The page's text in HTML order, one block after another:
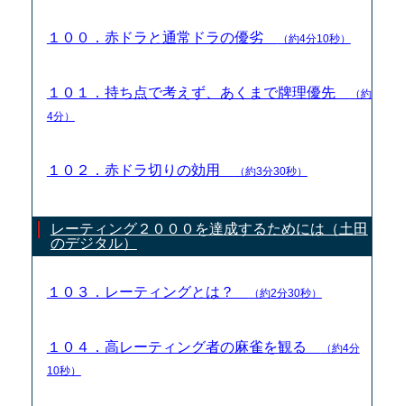
１００．赤ドラと通常ドラの優劣 （約4分10秒）
１０１．持ち点で考えず、あくまで牌理優先
（約
4分）
１０２．赤ドラ切りの効用 （約3分30秒）
レーティング２０００を達成するためには（土田
のデジタル）
１０３．レーティングとは？ （約2分30秒）
１０４．高レーティング者の麻雀を観る
（約4分
10秒）